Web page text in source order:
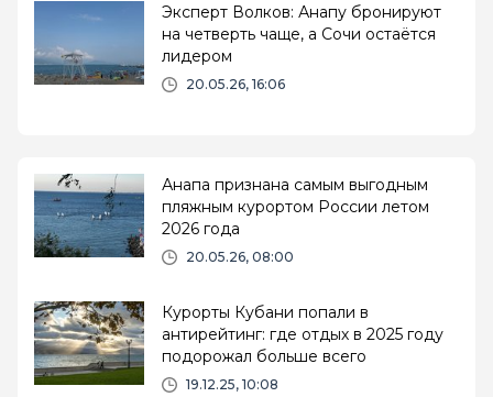
Эксперт Волков: Анапу бронируют
на четверть чаще, а Сочи остаётся
лидером
20.05.26, 16:06
Анапа признана самым выгодным
пляжным курортом России летом
2026 года
20.05.26, 08:00
Курорты Кубани попали в
антирейтинг: где отдых в 2025 году
подорожал больше всего
19.12.25, 10:08